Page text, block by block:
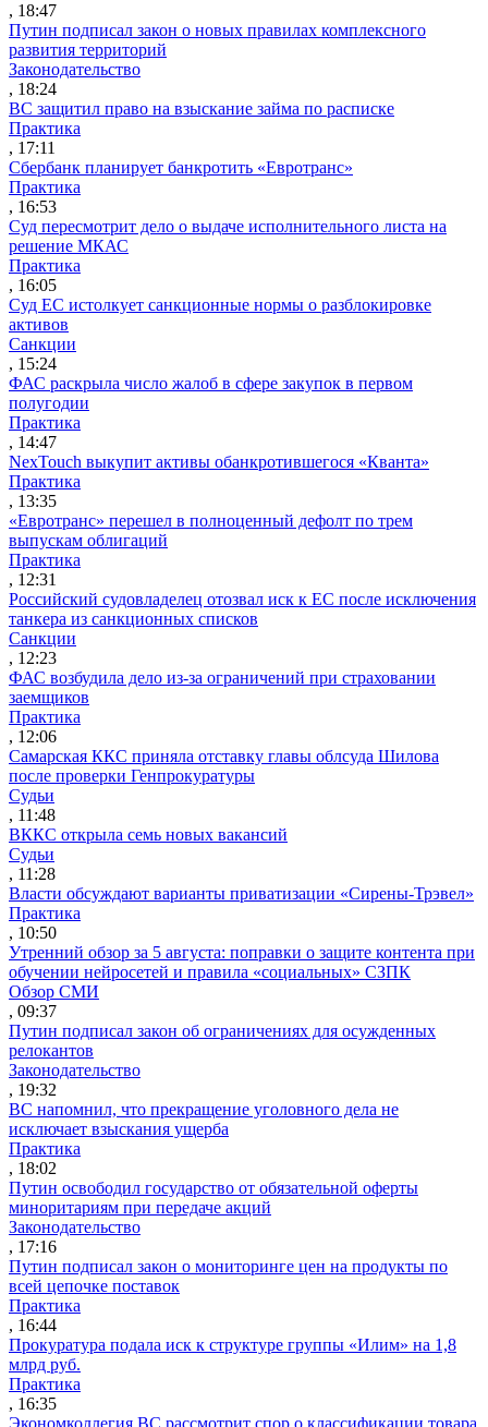
, 18:47
Путин подписал закон о новых правилах комплексного
развития территорий
Законодательство
, 18:24
ВС защитил право на взыскание займа по расписке
Практика
, 17:11
Сбербанк планирует банкротить «Евротранс»
Практика
, 16:53
Суд пересмотрит дело о выдаче исполнительного листа на
решение МКАС
Практика
, 16:05
Суд ЕС истолкует санкционные нормы о разблокировке
активов
Санкции
, 15:24
ФАС раскрыла число жалоб в сфере закупок в первом
полугодии
Практика
, 14:47
NexTouch выкупит активы обанкротившегося «Кванта»
Практика
, 13:35
«Евротранс» перешел в полноценный дефолт по трем
выпускам облигаций
Практика
, 12:31
Российский судовладелец отозвал иск к ЕС после исключения
танкера из санкционных списков
Санкции
, 12:23
ФАС возбудила дело из-за ограничений при страховании
заемщиков
Практика
, 12:06
Самарская ККС приняла отставку главы облсуда Шилова
после проверки Генпрокуратуры
Судьи
, 11:48
ВККС открыла семь новых вакансий
Судьи
, 11:28
Власти обсуждают варианты приватизации «Сирены-Трэвел»
Практика
, 10:50
Утренний обзор за 5 августа: поправки о защите контента при
обучении нейросетей и правила «социальных» СЗПК
Обзор СМИ
, 09:37
Путин подписал закон об ограничениях для осужденных
релокантов
Законодательство
, 19:32
ВС напомнил, что прекращение уголовного дела не
исключает взыскания ущерба
Практика
, 18:02
Путин освободил государство от обязательной оферты
миноритариям при передаче акций
Законодательство
, 17:16
Путин подписал закон о мониторинге цен на продукты по
всей цепочке поставок
Практика
, 16:44
Прокуратура подала иск к структуре группы «Илим» на 1,8
млрд руб.
Практика
, 16:35
Экономколлегия ВС рассмотрит спор о классификации товара